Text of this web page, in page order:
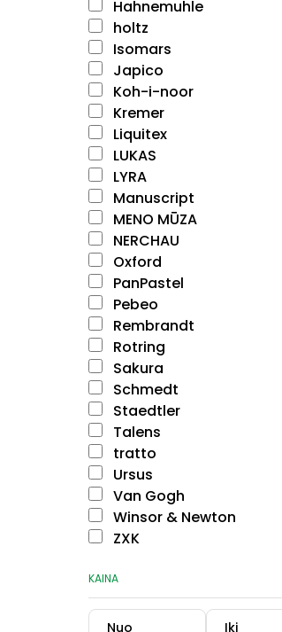
Hahnemuhle
holtz
Isomars
Japico
Koh-i-noor
Kremer
Liquitex
LUKAS
LYRA
Manuscript
MENO MŪZA
NERCHAU
Oxford
PanPastel
Pebeo
Rembrandt
Rotring
Sakura
Schmedt
Staedtler
Talens
tratto
Ursus
Van Gogh
Winsor & Newton
ZXK
KAINA